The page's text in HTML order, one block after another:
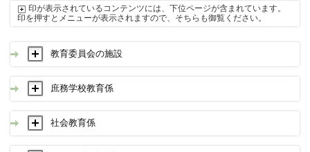
印が表示されているコンテンツには、下位ページが含まれています。
印を押すとメニューが表示されますので、そちらも御覧ください。
教育委員会の施設
庶務学校教育係
社会教育係